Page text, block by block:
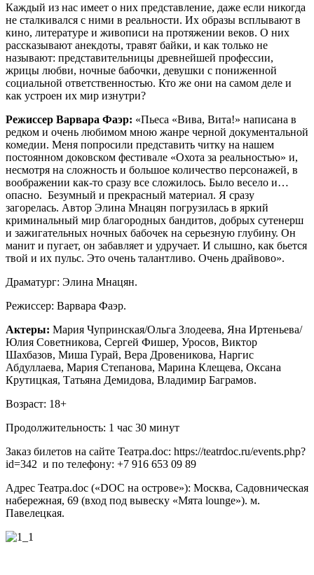
Каждый из нас имеет о них представление, даже если никогда
не сталкивался с ними в реальности. Их образы всплывают в
кино, литературе и живописи на протяжении веков. О них
рассказывают анекдоты, травят байки, и как только не
называют: представительницы древнейшей профессии,
жрицы любви, ночные бабочки, девушки с пониженной
социальной ответственностью. Кто же они на самом деле и
как устроен их мир изнутри?
Режиссер Варвара Фаэр: «Пьеса «Вива, Вита!» написана в
редком и очень любимом мною жанре черной документальной
комедии. Меня попросили представить читку на нашем
постоянном доковском фестивале «Охота за реальностью» и,
несмотря на сложность и большое количество персонажей, в
воображении как-то сразу все сложилось. Было весело и…
опасно. Безумный и прекрасный материал. Я сразу
загорелась. Автор Элина Мнацян погрузилась в яркий
криминальный мир благородных бандитов, добрых сутенерш
и зажигательных ночных бабочек на серьезную глубину. Он
манит и пугает, он забавляет и удручает. И слышно, как бьется
твой и их пульс. Это очень талантливо. Очень драйвово».
Драматург: Элина Мнацян.
Режиссер: Варвара Фаэр.
Актеры: Мария Чупринская/Ольга Злодеева, Яна Иртеньева/
Юлия Советникова, Сергей Фишер, Уросов, Виктор
Шахбазов, Миша Гурай, Вера Дровеникова, Наргис
Абдуллаева, Мария Степанова, Марина Клещева, Оксана
Крутицкая, Татьяна Демидова, Владимир Баграмов.
Возраст: 18+
Продолжительность: 1 час 30 минут
Заказ билетов на сайте Театра.doc: https://teatrdoc.ru/events.php?
id=342 и по телефону: +7 916 653 09 89
Адрес Театра.doc («DOC на острове»): Москва, Садовническая
набережная, 69 (вход под вывеску «Мята lounge»). м.
Павелецкая.